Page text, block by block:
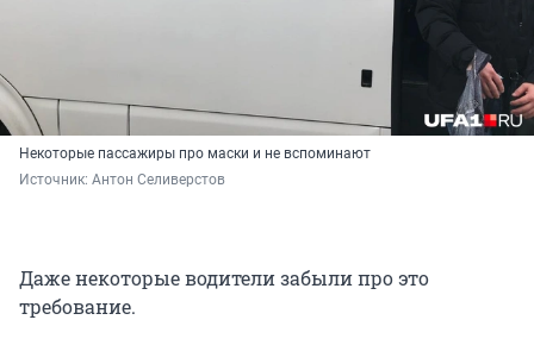
Некоторые пассажиры про маски и не вспоминают
Источник: Антон Селиверстов
Даже некоторые водители забыли про это
требование.